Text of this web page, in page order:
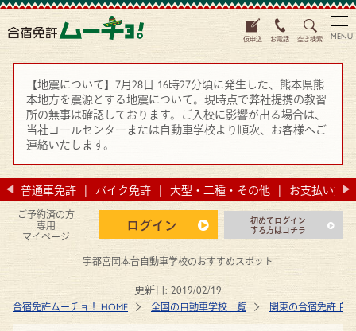
仮申込 お電話 空き検索
【地震について】7月28日 16時27分頃に発生した、熊本県熊
本地方を震源とする地震について。現時点で弊社提携の教習
所の無事は確認しております。ご入校に影響が出る場合は、
当社コールセンターまたは自動車学校より順次、お客様へご
連絡いたします。
普通車免許 バイク免許 大型・二種・その他 お支払い方法
ご予約済の方
専用
マイページ
ログイン
初めてログイン
する方はコチラ
MENU
宇都宮岡本台自動車学校のおすすめスポット
更新日: 2019/02/19
合宿免許ムーチョ！ HOME 全国の自動車学校一覧 関東の合宿免許 自